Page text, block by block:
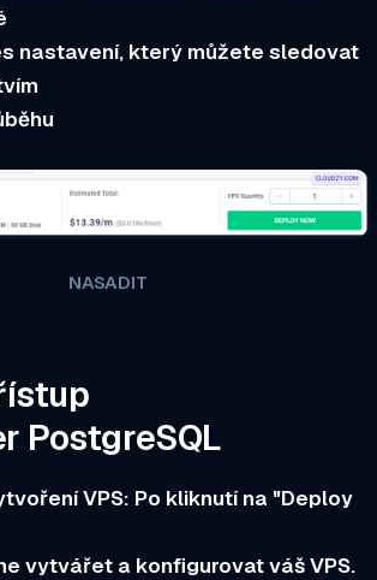
nastavení, který můžete sledovat
NASADIT
PostgreSQL
VPS: Po kliknutí na "Deploy
vytvářet a konfigurovat váš VPS.